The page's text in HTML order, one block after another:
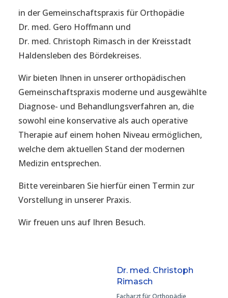
in der Gemeinschaftspraxis für Orthopädie
Dr. med. Gero Hoffmann und
Dr. med. Christoph Rimasch in der Kreisstadt
Haldensleben des Bördekreises.
Wir bieten Ihnen in unserer orthopädischen
Gemeinschaftspraxis moderne und ausgewählte
Diagnose- und Behandlungsverfahren an, die
sowohl eine konservative als auch operative
Therapie auf einem hohen Niveau ermöglichen,
welche dem aktuellen Stand der modernen
Medizin entsprechen.
Bitte vereinbaren Sie hierfür einen Termin zur
Vorstellung in unserer Praxis.
Wir freuen uns auf Ihren Besuch.
Dr. med. Christoph
Rimasch